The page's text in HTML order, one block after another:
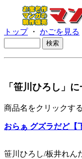
トップ・ かごを見る
「笹川ひろし」
商品名をクリックす
おらぁ グズラだど【
笹川ひろし/板井れん